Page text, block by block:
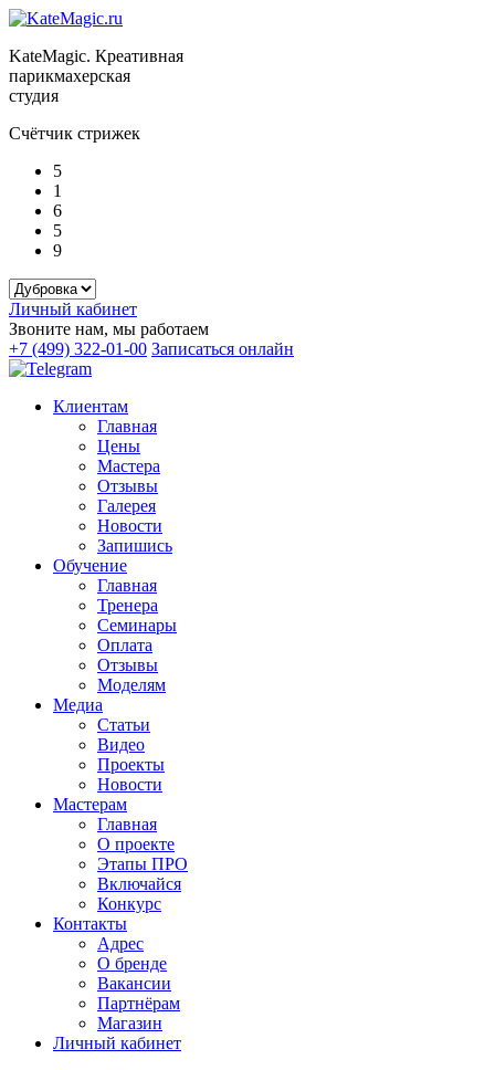
KateMagic. Креативная
парикмахерская
студия
Счётчик стрижек
5
1
6
5
9
Личный кабинет
Звоните нам, мы работаем
+7 (499) 322-01-00 Записаться онлайн
Клиентам
Главная
Цены
Мастера
Отзывы
Галерея
Новости
Запишись
Обучение
Главная
Тренера
Семинары
Оплата
Отзывы
Моделям
Медиа
Статьи
Видео
Проекты
Новости
Мастерам
Главная
О проекте
Этапы ПРО
Включайся
Конкурс
Контакты
Адрес
О бренде
Вакансии
Партнёрам
Магазин
Личный кабинет